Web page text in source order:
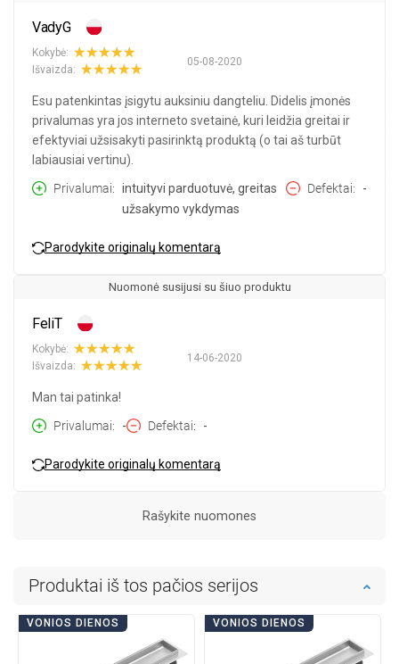
VadyG
05-08-2020
Kokybė:
Išvaizda:
Esu patenkintas įsigytu auksiniu dangteliu. Didelis įmonės
privalumas yra jos interneto svetainė, kuri leidžia greitai ir
efektyviai užsisakyti pasirinktą produktą (o tai aš turbūt
labiausiai vertinu).
Privalumai
intuityvi parduotuvė, greitas
užsakymo vykdymas
Defektai -
Parodykite originalų komentarą
Nuomonė susijusi su šiuo produktu
FeliT
14-06-2020
Kokybė:
Išvaizda:
Man tai patinka!
Privalumai
- Defektai -
Parodykite originalų komentarą
Rašykite nuomones
Produktai iš tos pačios serijos
VONIOS DIENOS VONIOS DIENOS